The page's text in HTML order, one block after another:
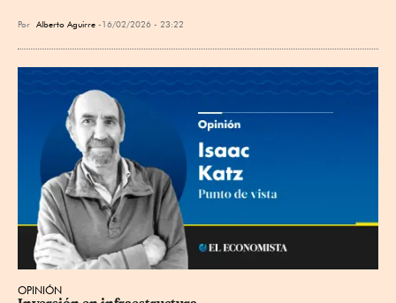
Por Alberto Aguirre 16/02/2026 - 23:22
OPINIÓN